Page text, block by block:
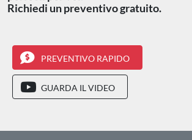
Richiedi un preventivo gratuito.
PREVENTIVO RAPIDO
GUARDA IL VIDEO